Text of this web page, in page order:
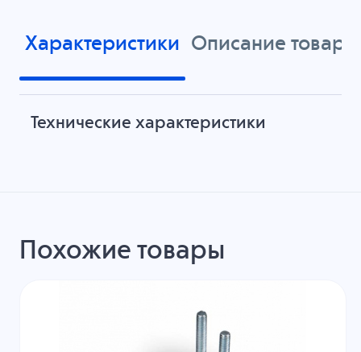
Характеристики Описание товара
Технические характеристики
Похожие товары